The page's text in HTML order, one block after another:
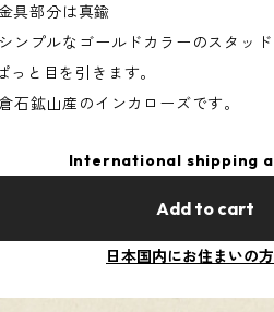
具部分は真鍮
ンプルなゴールドカラーのスタッ
と目を引きます。
石鉱山産のインカローズです。
International shipping
Add to cart
日本国内にお住まいの